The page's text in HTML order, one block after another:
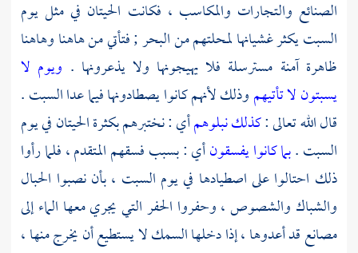
الصنائع والتجارات والمكاسب ، فكانت الحيتان في مثل يوم
السبت يكثر غشيانها لمحلتهم من البحر ; فتأتي من هاهنا وهاهنا
ظاهرة آمنة مسترسلة فلا يهيجونها ولا يذعرونها . ويوم لا
يسبتون لا تأتيهموذلك لأنهم كانوا يصطادونها فيما عدا السبت .
قال الله تعالى :كذلك نبلوهمأي : نختبرهم بكثرة الحيتان في يوم
السبت .بما كانوا يفسقونأي : بسبب فسقهم المتقدم ، فلما رأوا
ذلك احتالوا على اصطيادها في يوم السبت ، بأن نصبوا الحبال
والشباك والشصوص ، وحفروا الحفر التي يجري معها الماء إلى
مصانع قد أعدوها ، إذا دخلها السمك لا يستطيع أن يخرج منها ،